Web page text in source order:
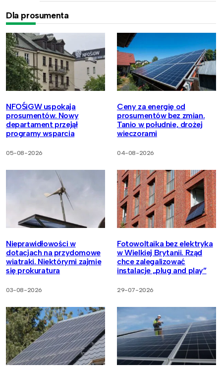
Dla prosumenta
NFOŚiGW uspokaja
prosumentów. Nowy
departament przejął
programy wsparcia
05-08-2026
Ceny za energię od
prosumentów bez zmian.
Tanio w południe, drożej
wieczorami
04-08-2026
Nieprawidłowości w
dotacjach na przydomowe
wiatraki. Niektórymi zajmie
się prokuratura
03-08-2026
Fotowoltaika bez elektryka
w Wielkiej Brytanii. Rząd
chce zalegalizować
instalacje „plug and play”
29-07-2026